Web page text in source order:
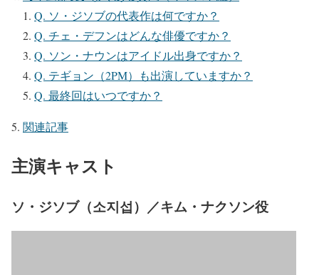
Q. ソ・ジソブの代表作は何ですか？
Q. チェ・デフンはどんな俳優ですか？
Q. ソン・ナウンはアイドル出身ですか？
Q. テギョン（2PM）も出演していますか？
Q. 最終回はいつですか？
関連記事
主演キャスト
ソ・ジソブ（소지섭）／キム・ナクソン役